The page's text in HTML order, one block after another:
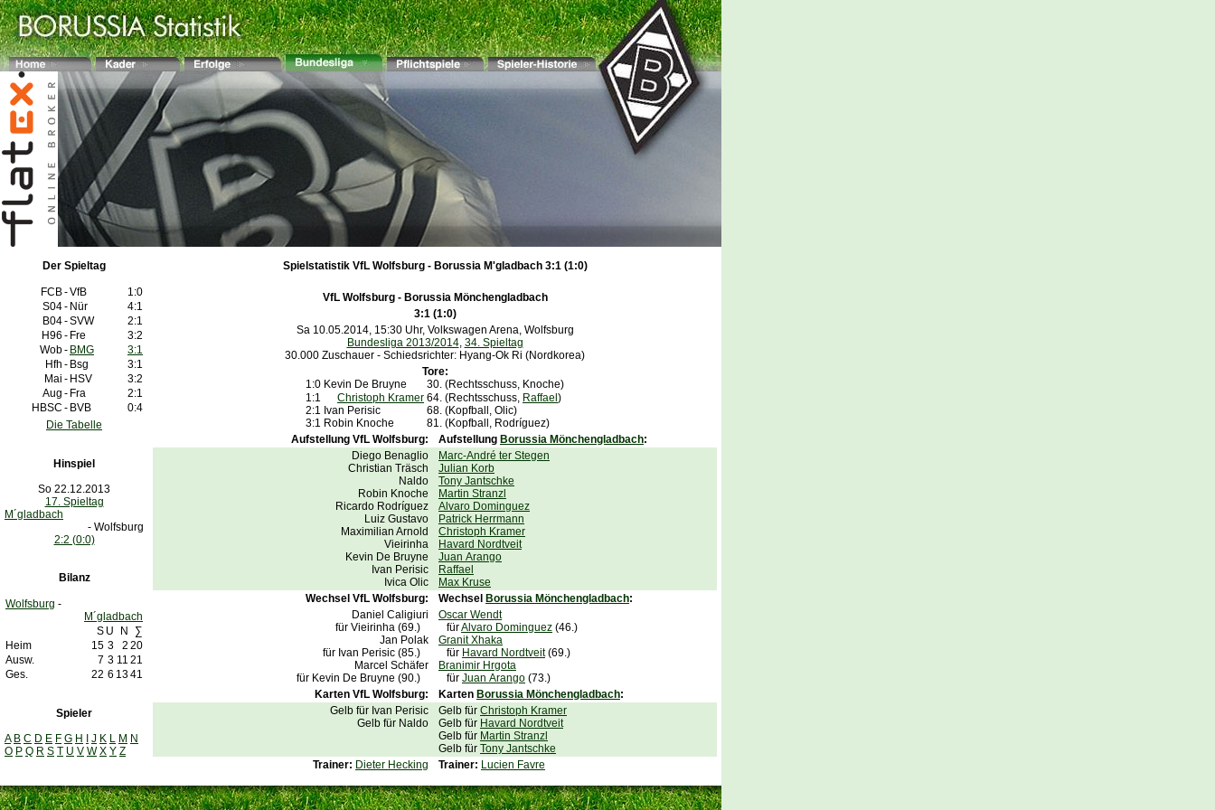
Der Spieltag
FCB-VfB
1:0
S04- Nür
4:1
B04-SVW
2:1
H96 - Fre
3:2
Wob- BMG
3:1
Hfh - Bsg
3:1
Mai - HSV
3:2
Aug - Fra
2:1
HBSC - BVB
0:4
Die Tabelle
Hinspiel
So 22.12.2013
17. Spieltag
M´gladbach
- Wolfsburg
2:2 (0:0)
Bilanz
Wolfsburg -
M´gladbach
S U N
∑
Heim
15 3 2 20
Ausw.
7 3 11 21
Ges.
22 6 1341
Spieler
A B C D E F G H J K L M N
O P Q R S T U V W X Y Z
Spielstatistik VfL Wolfsburg - Borussia M'gladbach 3:1 (1:0)
VfL Wolfsburg - Borussia Mönchengladbach
3:1 (1:0)
Sa 10.05.2014, 15:30 Uhr, Volkswagen Arena, Wolfsburg
Bundesliga 2013/2014, 34. Spieltag
30.000 Zuschauer - Schiedsrichter: Hyang-Ok Ri (Nordkorea)
Tore:
1:0 Kevin De Bruyne 30. (Rechtsschuss, Knoche)
1:1
Christoph Kramer 64. (Rechtsschuss, Raffael )
2:1 Ivan Perisic 68. (Kopfball, Olic)
3:1 Robin Knoche 81. (Kopfball, Rodríguez)
Aufstellung VfL Wolfsburg:
Aufstellung Borussia Mönchengladbach:
Diego Benaglio
Christian Träsch
Naldo
Robin Knoche
Ricardo Rodríguez
Luiz Gustavo
Maximilian Arnold
Vieirinha
Kevin De Bruyne
Ivan Perisic
Ivica Olic
Marc-André ter Stegen
Julian Korb
Tony Jantschke
Martin Stranzl
Alvaro Dominguez
Patrick Herrmann
Christoph Kramer
Havard Nordtveit
Juan Arango
Raffael
Max Kruse
Wechsel VfL Wolfsburg:
Wechsel Borussia Mönchengladbach:
Daniel Caligiuri
für Vieirinha (69.)
Jan Polak
für Ivan Perisic (85.)
Marcel Schäfer
für Kevin De Bruyne (90.)
Oscar Wendt
fürAlvaro Dominguez (46.)
Granit Xhaka
für Havard Nordtveit(69.)
Branimir Hrgota
für Juan Arango (73.)
Karten VfL Wolfsburg:
Karten Borussia Mönchengladbach:
Gelb für Ivan Perisic
Gelb für Naldo
Gelb für Christoph Kramer
Gelb für Havard Nordtveit
Gelb für Martin Stranzl
Gelb für Tony Jantschke
Trainer: Dieter Hecking Trainer: Lucien Favre